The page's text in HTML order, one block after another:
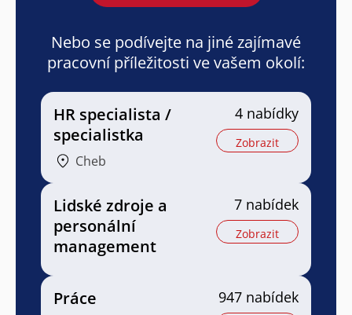
Nebo se podívejte na jiné zajímavé
pracovní příležitosti ve vašem okolí:
HR specialista /
specialistka
Cheb
4 nabídky
Zobrazit
Lidské zdroje a
personální
management
7 nabídek
Zobrazit
Práce 947 nabídek